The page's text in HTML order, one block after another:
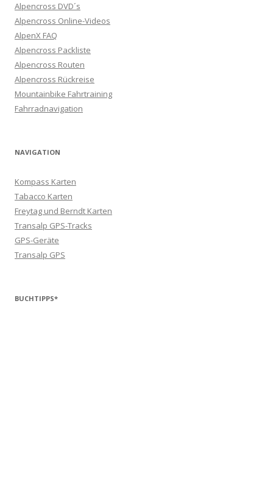
Alpencross DVD´s
Alpencross Online-Videos
AlpenX FAQ
Alpencross Packliste
Alpencross Routen
Alpencross Rückreise
Mountainbike Fahrtraining
Fahrradnavigation
NAVIGATION
Kompass Karten
Tabacco Karten
Freytag und Berndt Karten
Transalp GPS-Tracks
GPS-Geräte
Transalp GPS
BUCHTIPPS*